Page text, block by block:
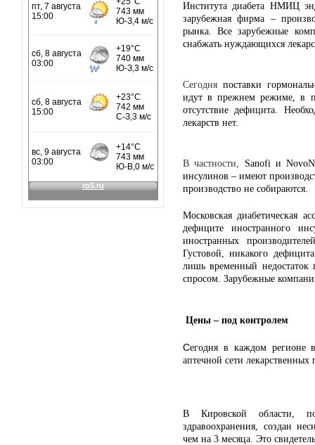
Института диабета НМИЦ
зарубежная фирма –
рынка. Все зарубежные
снабжать нуждающихся
Сегодня поставки
идут в прежнем режиме, в
отсутствие дефицита.
лекарств нет.
В частности, Sanofi и
инсулинов – имеют
производство не собираются.
Московская диабетическая
дефиците иностранного
иностранных
Густовой, никакого
лишь временный недостаток
спросом. Зарубежные
Цены – под контролем
Сегодня в каждом регионе
аптечной сети
В Кировской области, по
здравоохранения, создан
чем на 3 месяца. Это